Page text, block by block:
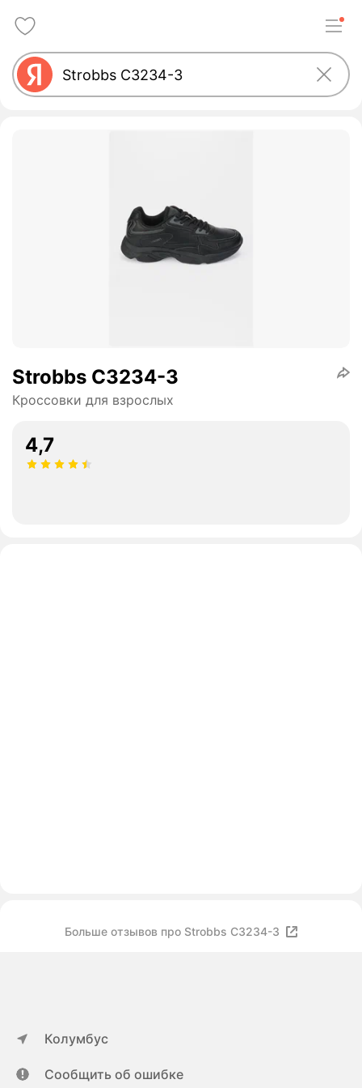
Strobbs C3234-3
Кроссовки для взрослых
4,7
Больше отзывов про Strobbs C3234-3
Колумбус
Сообщить об ошибке